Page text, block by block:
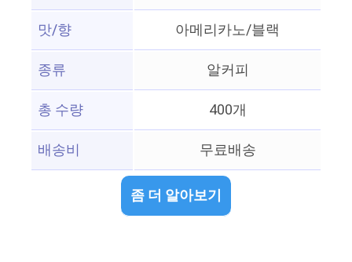
맛/향
아메리카노/블랙
종류
알커피
총 수량
400개
배송비
무료배송
좀 더 알아보기